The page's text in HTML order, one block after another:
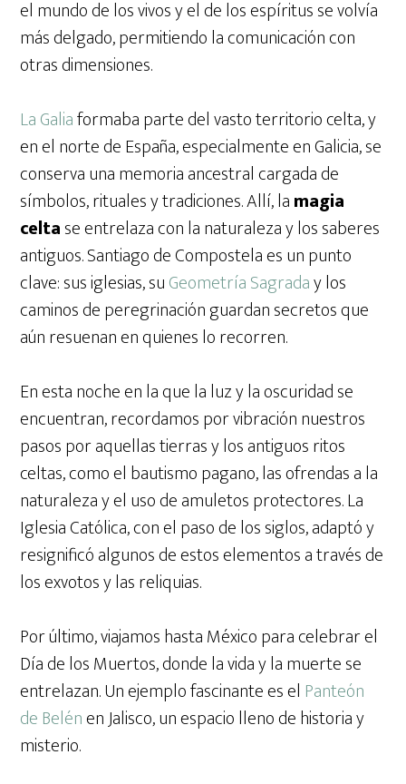
el mundo de los vivos y el de los espíritus se volvía
más delgado, permitiendo la comunicación con
otras dimensiones.
La Galiaformaba parte del vasto territorio celta, y
en el norte de España, especialmente en Galicia, se
conserva una memoria ancestral cargada de
símbolos, rituales y tradiciones. Allí, lamagia
celtase entrelaza con la naturaleza y los saberes
antiguos. Santiago de Compostela es un punto
clave: sus iglesias, suGeometría Sagraday los
caminos de peregrinación guardan secretos que
aún resuenan en quienes lo recorren.
En esta noche en la que la luz y la oscuridad se
encuentran, recordamos por vibración nuestros
pasos por aquellas tierras y los antiguos ritos
celtas, como el bautismo pagano, las ofrendas a la
naturaleza y el uso de amuletos protectores. La
Iglesia Católica, con el paso de los siglos, adaptó y
resignificó algunos de estos elementos a través de
los exvotos y las reliquias.
Por último, viajamos hasta México para celebrar el
Día de los Muertos, donde la vida y la muerte se
entrelazan. Un ejemplo fascinante es el Panteón
de Belénen Jalisco, un espacio lleno de historia y
misterio.